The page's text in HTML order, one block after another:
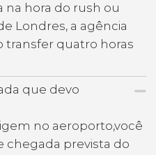
na hora do rush ou
Londres, a agência
transfer quatro horas
que devo
no aeroporto,você
chegada prevista do